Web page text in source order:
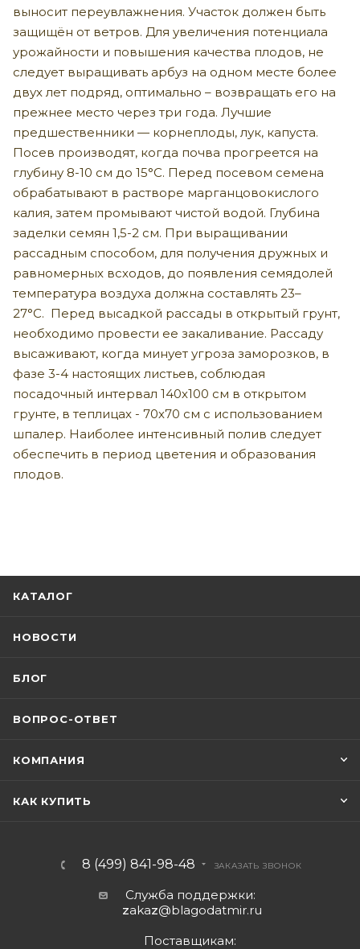
выносит переувлажнения. Участок должен быть
защищён от ветров. Для увеличения потенциала
урожайности и повышения качества плодов, не
следует выращивать арбуз на одном месте более
двух лет подряд, оптимально – возвращать его на
прежнее место через три года. Лучшие
предшественники — корнеплоды, лук, капуста.
Посев производят, когда почва прогреется на
глубину 8-10 см до 15°С. Перед посевом семена
обрабатывают в растворе марганцовокислого
калия, затем промывают чистой водой. Глубина
заделки семян 1,5-2 см. При выращивании
рассадным способом, для получения дружных и
равномерных всходов, до появления семядолей
температура воздуха должна составлять 23–
27°C. Перед высадкой рассады в открытый грунт,
необходимо провести ее закаливание. Рассаду
высаживают, когда минует угроза заморозков, в
фазе 3-4 настоящих листьев, соблюдая
посадочный интервал 140х100 см в открытом
грунте, в теплицах - 70х70 см с использованием
шпалер. Наиболее интенсивный полив следует
обеспечить в период цветения и образования
плодов.
КАТАЛОГ
НОВОСТИ
БЛОГ
ВОПРОС-ОТВЕТ
КОМПАНИЯ
КАК КУПИТЬ
8 (499) 841-98-48 ЗАКАЗАТЬ ЗВОНОК
Служба поддержки:
zakaz@blagodatmir.ru
Поставщикам: